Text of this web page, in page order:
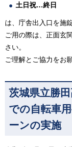
土日祝…終日
は、庁舎出入口を施
ご用の際は、正面玄
さい。
ご理解とご協力をお
茨城県立勝
での自転車
ーンの実施